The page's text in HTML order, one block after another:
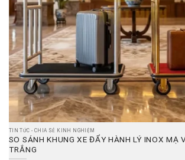
TIN TỨC - CHIA SẺ KINH NGHIỆM
SO SÁNH KHUNG XE ĐẨY HÀNH LÝ INOX MẠ
TRẮNG